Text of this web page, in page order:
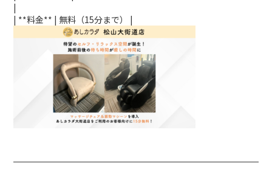
|
| **料金** | 無料（15分まで） |